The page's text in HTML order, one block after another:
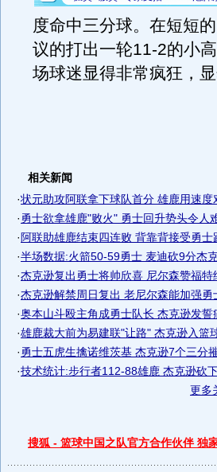
度命中三分球。在短短
议的打出一轮11-2的小
场球迷显得非常疯狂，
相关新闻
·状元助攻阿联拿下球队首分 雄鹿用速度
·勇士欲拿雄鹿"败火" 勇士回升势头令人
· 阿联助雄鹿结束四连败 背靠背接受勇士
·半场数据:火箭50-59勇士 麦迪砍9分杰
·杰克逊复出勇士将帅欣喜 尼尔森赞福特
·杰克逊解禁周日复出 老尼尔森能加强勇
·奥本山斗殴主角成勇士队长 杰克逊发誓
·雄鹿裁大前为易建联"让路" 杰克逊入篮
·勇士五虎生擒诺维茨基 杰克逊7个三分
·技术统计:步行者112-88雄鹿 杰克逊砍
更多
搜狐 - 篮球中国之队官方合作伙伴 独